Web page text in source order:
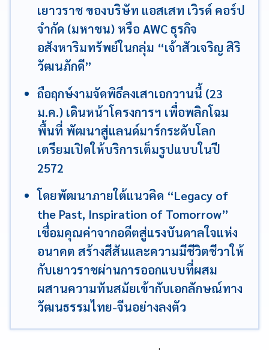
เยาวราช ของบริษัท แอสเสท เวิรด์ คอร์ป
จำกัด (มหาชน) หรือ AWC ธุรกิจ
อสังหาริมทรัพย์ในกลุ่ม “เจ้าสัวเจริญ สิริ
วัฒนภักดี”
ถือฤกษ์งามจัดพิธีลงเสาเอกวานนี้ (23
ม.ค.) เดินหน้าโครงการฯ เพื่อพลิกโฉม
พื้นที่ พัฒนาสู่แลนด์มาร์กระดับโลก
เตรียมเปิดให้บริการเต็มรูปแบบในปี
2572
โดยพัฒนาภายใต้แนวคิด “Legacy of
the Past, Inspiration of Tomorrow”
เชื่อมคุณค่าจากอดีตสู่แรงบันดาลใจแห่ง
อนาคต สร้างสีสันและความมีชีวิตชีวาให้
กับเยาวราชผ่านการออกแบบที่ผสม
ผสานความทันสมัยเข้ากับเอกลักษณ์ทาง
วัฒนธรรมไทย-จีนอย่างลงตัว